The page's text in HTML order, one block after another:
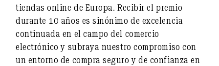
tiendas online de Europa. Recibir el premio
durante 10 años es sinónimo de excelencia
continuada en el campo del comercio
electrónico y subraya nuestro compromiso con
un entorno de compra seguro y de confianza en